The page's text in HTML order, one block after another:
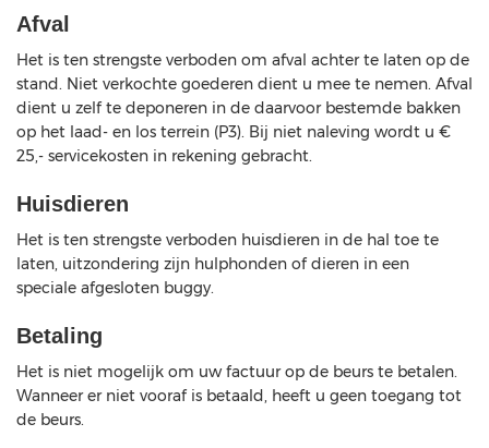
Afval
Het is ten strengste verboden om afval achter te laten op de
stand. Niet verkochte goederen dient u mee te nemen. Afval
dient u zelf te deponeren in de daarvoor bestemde bakken
op het laad- en los terrein (P3). Bij niet naleving wordt u €
25,- servicekosten in rekening gebracht.
Huisdieren
Het is ten strengste verboden huisdieren in de hal toe te
laten, uitzondering zijn hulphonden of dieren in een
speciale afgesloten buggy.
Betaling
Het is niet mogelijk om uw factuur op de beurs te betalen.
Wanneer er niet vooraf is betaald, heeft u geen toegang tot
de beurs.